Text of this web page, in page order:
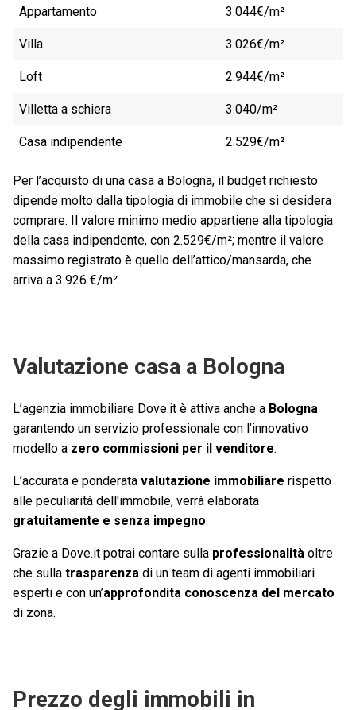
Appartamento 3.044€/m²
Villa 3.026€/m²
Loft 2.944€/m²
Villetta a schiera 3.040/m²
Casa indipendente 2.529€/m²
Per l’acquisto di una casa a Bologna, il budget richiesto
dipende molto dalla tipologia di immobile che si desidera
comprare. Il valore minimo medio appartiene alla tipologia
della casa indipendente, con 2.529€/m²; mentre il valore
massimo registrato è quello dell’attico/mansarda, che
arriva a 3.926 €/m².
Valutazione casa a Bologna
L’agenzia immobiliare Dove.it è attiva anche a Bologna
garantendo un servizio professionale con l’innovativo
modello a zero commissioni per il venditore.
L’accurata e ponderata valutazione immobiliare rispetto
alle peculiarità dell'immobile, verrà elaborata
gratuitamente e senza impegno.
Grazie a Dove.it potrai contare sulla professionalità oltre
che sulla trasparenza di un team di agenti immobiliari
esperti e con un’approfondita conoscenza del mercato
di zona.
Prezzo degli immobili in